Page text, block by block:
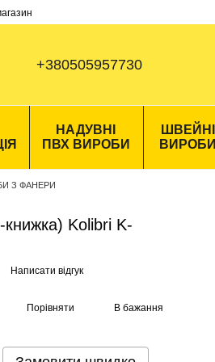
+380505957730
НАДУВНІ
ПВХ ВИРОБИ
ШВЕЙНІ
ВИРОБИ
З ФАНЕРИ
Kolibri K-
Написати відгук
Порівняти В бажання